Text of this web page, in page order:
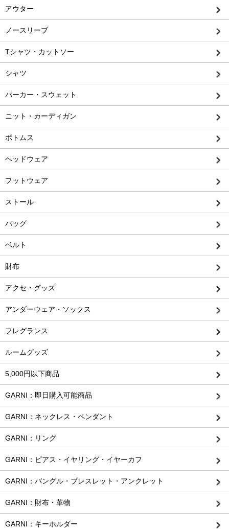
アウター
ノースリーブ
Tシャツ・カットソー
シャツ
パーカー・スウェット
ニット・カーディガン
ボトムス
ヘッドウェア
フットウェア
ストール
バッグ
ベルト
財布
アクセ・グッズ
アンダーウェア・ソックス
フレグランス
ルームグッズ
5,000円以下商品
GARNI：即日購入可能商品
GARNI：ネックレス・ペンダント
GARNI：リング
GARNI：ピアス・イヤリング・イヤーカフ
GARNI：バングル・ブレスレット・アンクレット
GARNI：財布・革物
GARNI：キーホルダー